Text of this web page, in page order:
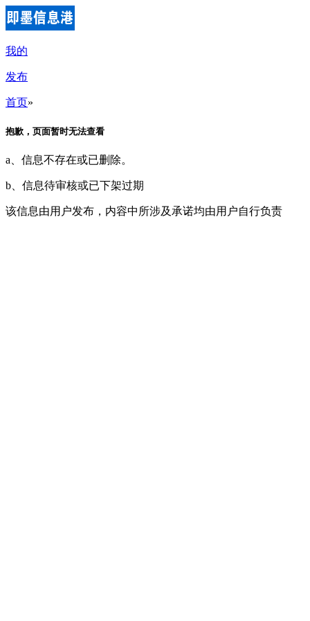
我的
发布
首页»
抱歉，页面暂时无法查看
a、信息不存在或已删除。
b、信息待审核或已下架过期
该信息由用户发布，内容中所涉及承诺均由用户自行负责